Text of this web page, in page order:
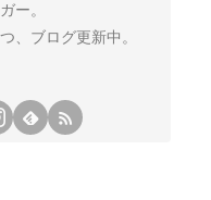
ー。
、ブログ更新中。